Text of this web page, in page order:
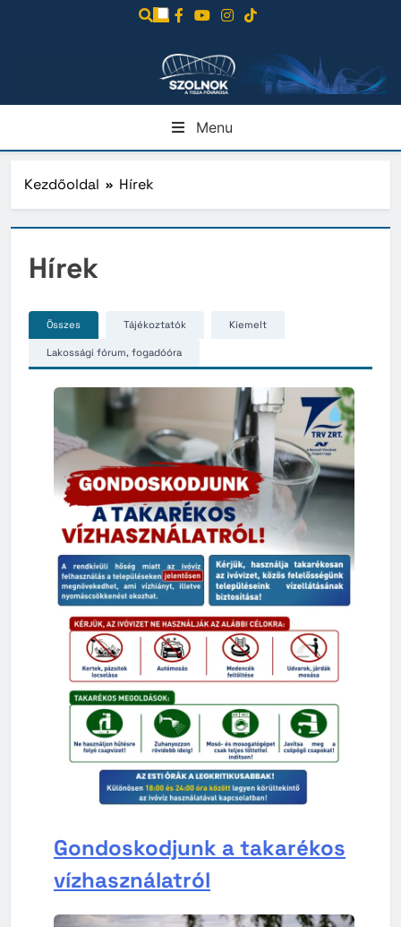
Menu
Kezdőoldal Hírek
Hírek
Összes Tájékoztatók Kiemelt
Lakossági fórum, fogadóóra
Gondoskodjunk a takarékos
vízhasználatról